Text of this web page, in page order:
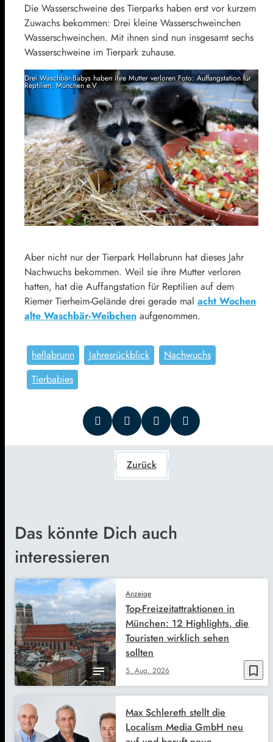
Die Wasserschweine des Tierparks haben erst vor kurzem
Zuwachs bekommen: Drei kleine Wasserschweinchen
Wasserschweinchen. Mit ihnen sind nun insgesamt sechs
Wasserschweine im Tierpark zuhause.
Drei Waschbär-Babys haben ihre Mutter verloren Foto: Auffangstation für
Reptilien, München e.V
Aber nicht nur der Tierpark Hellabrunn hat dieses Jahr
Nachwuchs bekommen. Weil sie ihre Mutter verloren
hatten, hat die Auffangstation für Reptilien auf dem
Riemer Tierheim-Gelände drei gerade mal acht Wochen
alte Waschbär-Weibchen aufgenommen.
hellabrunn Jahresrückblick
Nachwuchs
Tierbabies
Zurück
Das könnte Dich auch
interessieren
bookmark_border
Anzeige
5. Aug. 2026
Top-Freizeitattraktionen in
München: 12 Highlights, die
Touristen wirklich sehen
sollten
Max Schlereth stellt die
Localism Media GmbH neu